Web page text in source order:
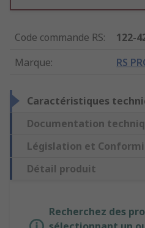
Code commande RS:
122-
Marque: RS
Caractéristiques
Documentation
Législation et
Détail produit
Recherchez des